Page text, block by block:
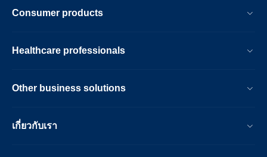
Consumer products
Healthcare professionals
Other business solutions
เกี่ยวกับเรา